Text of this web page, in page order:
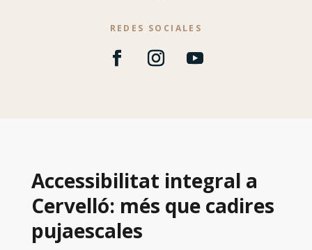
REDES SOCIALES
Accessibilitat integral a
Cervelló: més que cadires
pujaescales